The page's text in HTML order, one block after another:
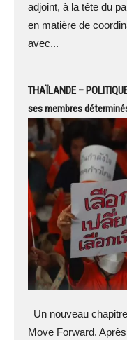
adjoint, à la tête du
en matière de
avec...
THAÏLANDE –
ses membres
Un nouveau
Move Forward.